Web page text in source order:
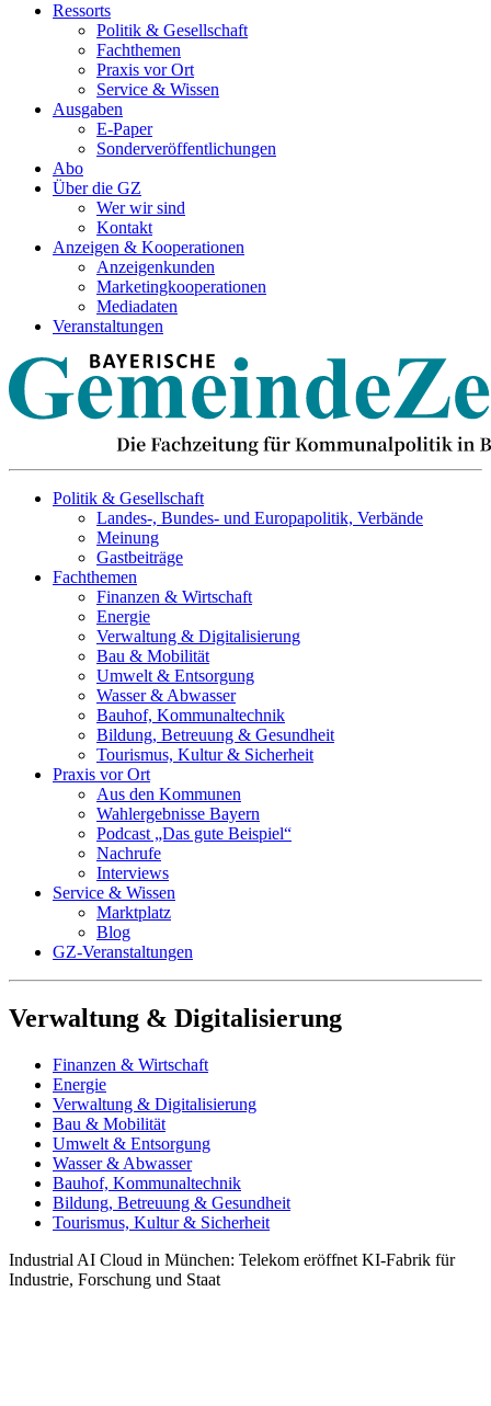
Ressorts
Politik & Gesellschaft
Fachthemen
Praxis vor Ort
Service & Wissen
Ausgaben
E-Paper
Sonderveröffentlichungen
Abo
Über die GZ
Wer wir sind
Kontakt
Anzeigen & Kooperationen
Anzeigenkunden
Marketingkooperationen
Mediadaten
Veranstaltungen
Politik & Gesellschaft
Landes-, Bundes- und Europapolitik, Verbände
Meinung
Gastbeiträge
Fachthemen
Finanzen & Wirtschaft
Energie
Verwaltung & Digitalisierung
Bau & Mobilität
Umwelt & Entsorgung
Wasser & Abwasser
Bauhof, Kommunaltechnik
Bildung, Betreuung & Gesundheit
Tourismus, Kultur & Sicherheit
Praxis vor Ort
Aus den Kommunen
Wahlergebnisse Bayern
Podcast „Das gute Beispiel“
Nachrufe
Interviews
Service & Wissen
Marktplatz
Blog
GZ-Veranstaltungen
Verwaltung & Digitalisierung
Finanzen & Wirtschaft
Energie
Verwaltung & Digitalisierung
Bau & Mobilität
Umwelt & Entsorgung
Wasser & Abwasser
Bauhof, Kommunaltechnik
Bildung, Betreuung & Gesundheit
Tourismus, Kultur & Sicherheit
Industrial AI Cloud in München: Telekom eröffnet KI-Fabrik für
Industrie, Forschung und Staat